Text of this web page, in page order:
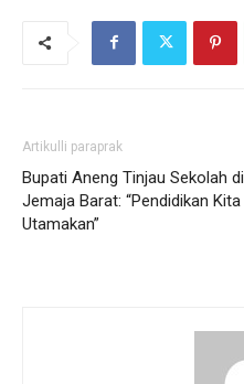
Artikulli paraprak
Bupati Aneng Tinjau Sekolah di
Jemaja Barat: “Pendidikan Kita
Utamakan”